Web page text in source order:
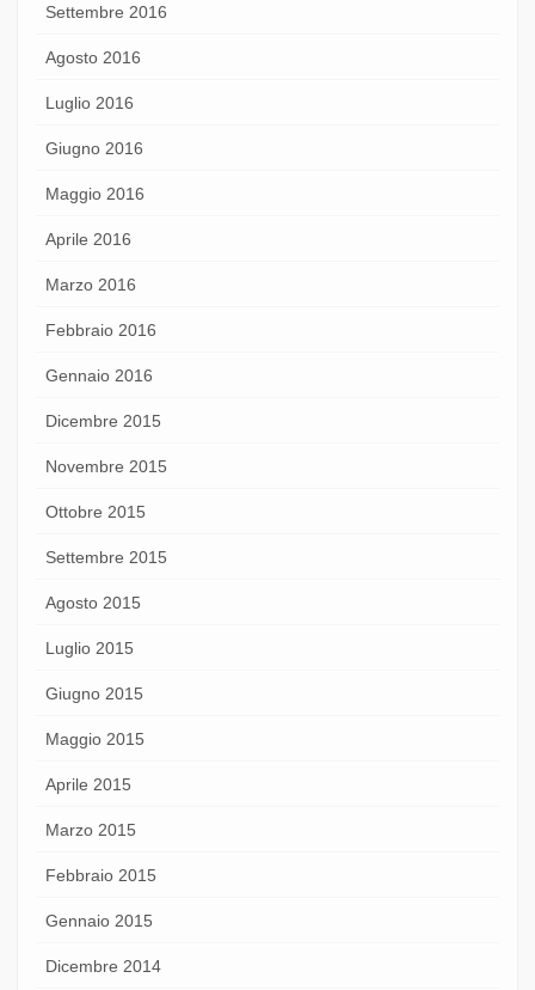
Settembre 2016
Agosto 2016
Luglio 2016
Giugno 2016
Maggio 2016
Aprile 2016
Marzo 2016
Febbraio 2016
Gennaio 2016
Dicembre 2015
Novembre 2015
Ottobre 2015
Settembre 2015
Agosto 2015
Luglio 2015
Giugno 2015
Maggio 2015
Aprile 2015
Marzo 2015
Febbraio 2015
Gennaio 2015
Dicembre 2014